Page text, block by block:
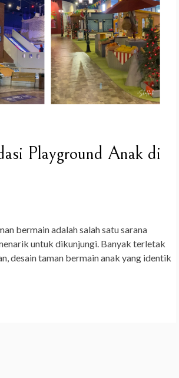
Playground Anak di
bermain adalah salah satu sarana
untuk dikunjungi. Banyak terletak
desain taman bermain anak yang identik